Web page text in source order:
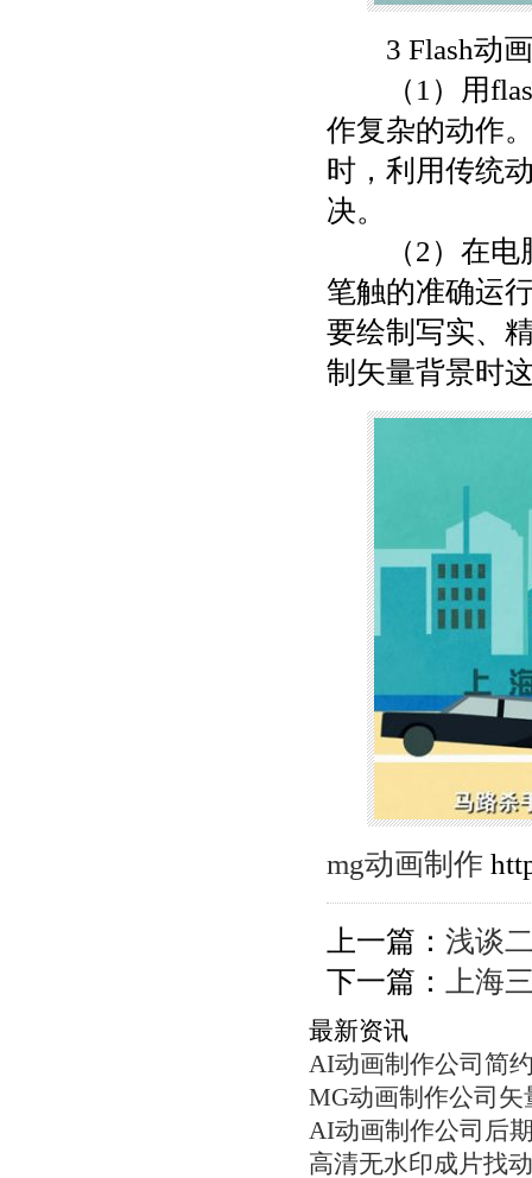
3 Flash动画
（1）用flash
作复杂的动作
时，利用传统
决。
（2）在电脑
笔触的准确运
要绘制写实、
制矢量背景时
mg动画制作
上一篇： 浅谈
下一篇：
上海
最新资讯
AI动画制作公司简
MG动画制作公司
AI动画制作公司后
高清无水印成片找